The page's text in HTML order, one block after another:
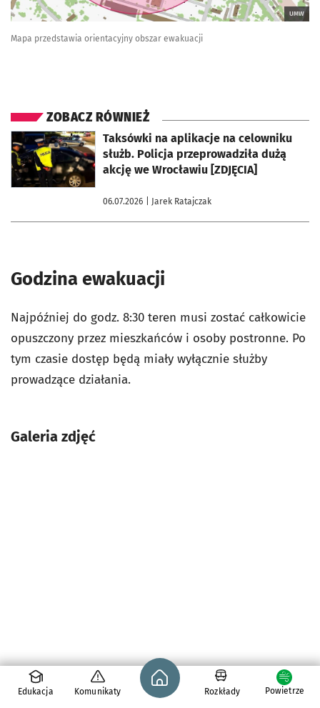
UMW
Mapa przedstawia orientacyjny obszar ewakuacji
ZOBACZ RÓWNIEŻ
Taksówki na aplikacje na celowniku
służb. Policja przeprowadziła dużą
akcję we Wrocławiu [ZDJĘCIA]
06.07.2026 | Jarek Ratajczak
otworzy się w nowej karcie
Godzina ewakuacji
Najpóźniej do godz. 8:30 teren musi zostać całkowicie
opuszczony przez mieszkańców i osoby postronne. Po
tym czasie dostęp będą miały wyłącznie służby
prowadzące działania.
Galeria zdjęć
Edukacja Komunikaty
Strona główna - wroclaw.pl
Rozkłady Powietrze